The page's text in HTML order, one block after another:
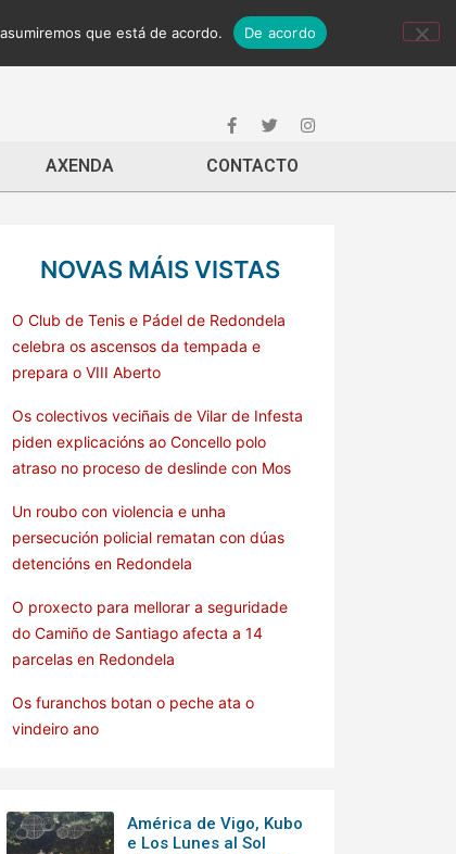
AXENDA CONTACTO
NOVAS MÁIS VISTAS
O Club de Tenis e Pádel de Redondela
celebra os ascensos da tempada e
prepara o VIII Aberto
Os colectivos veciñais de Vilar de Infesta
piden explicacións ao Concello polo
atraso no proceso de deslinde con Mos
Un roubo con violencia e unha
persecución policial rematan con dúas
detencións en Redondela
O proxecto para mellorar a seguridade
do Camiño de Santiago afecta a 14
parcelas en Redondela
Os furanchos botan o peche ata o
vindeiro ano
América de Vigo, Kubo
e Los Lunes al Sol
que está de acordo. De acordo